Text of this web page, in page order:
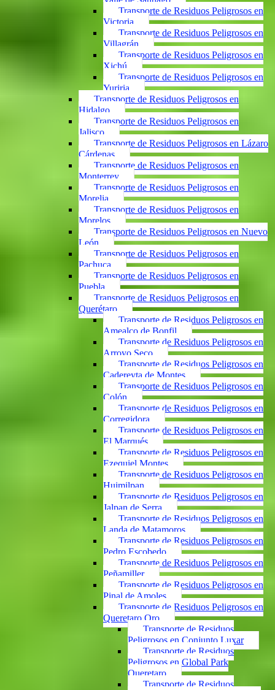
Transporte de Residuos Peligrosos en
Victoria
Transporte de Residuos Peligrosos en
Villagrán
Transporte de Residuos Peligrosos en
Xichú
Transporte de Residuos Peligrosos en
Yuriria
Transporte de Residuos Peligrosos en
Hidalgo
Transporte de Residuos Peligrosos en
Jalisco
Transporte de Residuos Peligrosos en Lázaro
Cárdenas
Transporte de Residuos Peligrosos en
Monterrey
Transporte de Residuos Peligrosos en
Morelia
Transporte de Residuos Peligrosos en
Morelos
Transporte de Residuos Peligrosos en Nuevo
León
Transporte de Residuos Peligrosos en
Pachuca
Transporte de Residuos Peligrosos en
Puebla
Transporte de Residuos Peligrosos en
Querétaro
Transporte de Residuos Peligrosos en
Amealco de Bonfil
Transporte de Residuos Peligrosos en
Arroyo Seco
Transporte de Residuos Peligrosos en
Cadereyta de Montes
Transporte de Residuos Peligrosos en
Colón
Transporte de Residuos Peligrosos en
Corregidora
Transporte de Residuos Peligrosos en
El Marqués
Transporte de Residuos Peligrosos en
Ezequiel Montes
Transporte de Residuos Peligrosos en
Huimilpan
Transporte de Residuos Peligrosos en
Jalpan de Serra
Transporte de Residuos Peligrosos en
Landa de Matamoros
Transporte de Residuos Peligrosos en
Pedro Escobedo
Transporte de Residuos Peligrosos en
Peñamiller
Transporte de Residuos Peligrosos en
Pinal de Amoles
Transporte de Residuos Peligrosos en
Queretaro Qro
Transporte de Residuos
Peligrosos en Conjunto Luxar
Transporte de Residuos
Peligrosos en Global Park
Queretaro
Transporte de Residuos